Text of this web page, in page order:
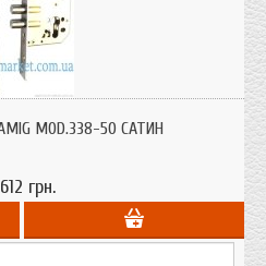
от испанского производителя.
MOD.338-50 САТИН
грн.